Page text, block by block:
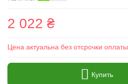
2 022 ₴
Цена актуальна без отсрочки оплаты
Купить